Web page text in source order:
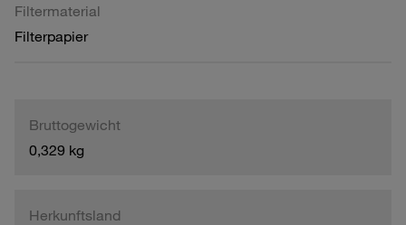
Filtermaterial
Filterpapier
Bruttogewicht
0,329 kg
Herkunftsland